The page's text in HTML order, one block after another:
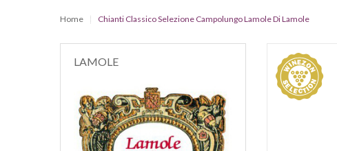
Home Chianti Classico Selezione Campolungo Lamole Di Lamole
LAMOLE